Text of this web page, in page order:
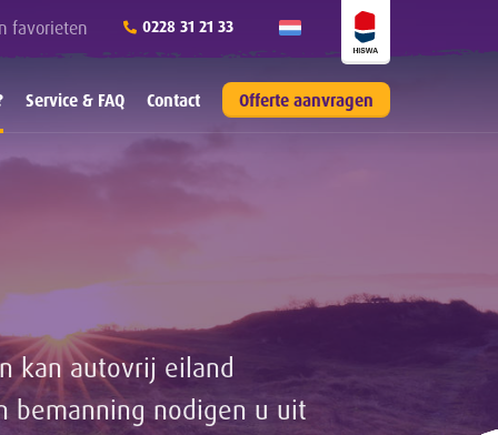
favorieten 0228 31 21 33
Service & FAQ Contact Offerte aanvragen
kan autovrij eiland
bemanning nodigen u uit